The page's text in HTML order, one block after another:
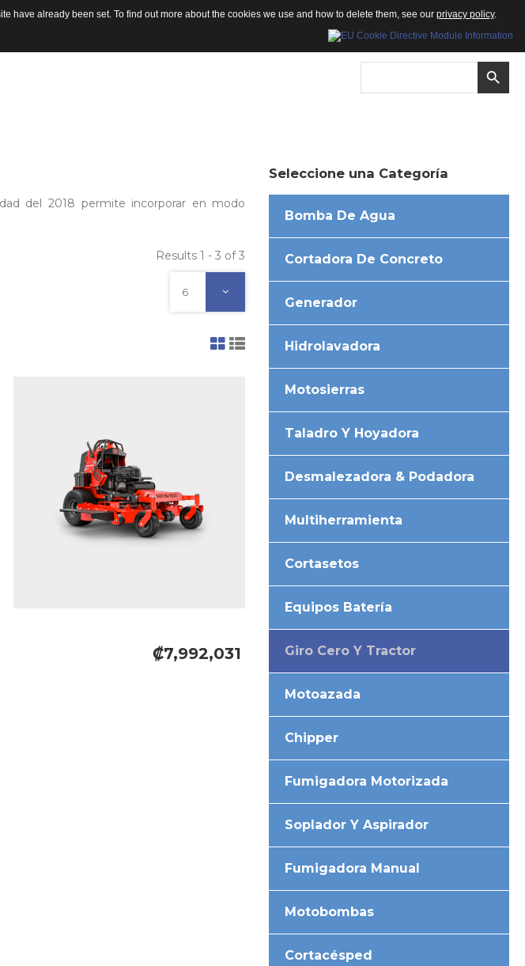
del 2018 permite incorporar en modo
Results 1 - 3 of 3
6
₡7,992,031
Seleccione una Categoría
Bomba De Agua
Cortadora De Concreto
Generador
Hidrolavadora
Motosierras
Taladro Y Hoyadora
Desmalezadora & Podadora
Multiherramienta
Cortasetos
Equipos Batería
Giro Cero Y Tractor
Motoazada
Chipper
Fumigadora Motorizada
Soplador Y Aspirador
Fumigadora Manual
Motobombas
Cortacésped
have already been set. To find out more about the cookies we use and how to delete them, see our privacy policy.